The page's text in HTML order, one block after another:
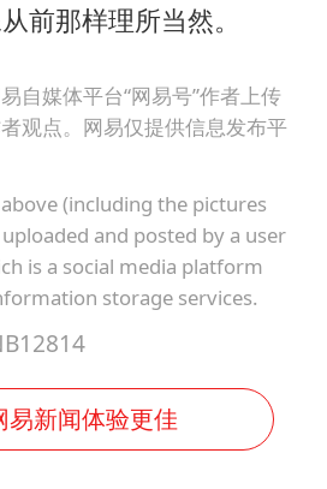
前那样理所当然。
自媒体平台“网易号”作者上传
观点。网易仅提供信息发布平
(including the pictures
and posted by a user
is a social media platform
storage services.
易新闻体验更佳